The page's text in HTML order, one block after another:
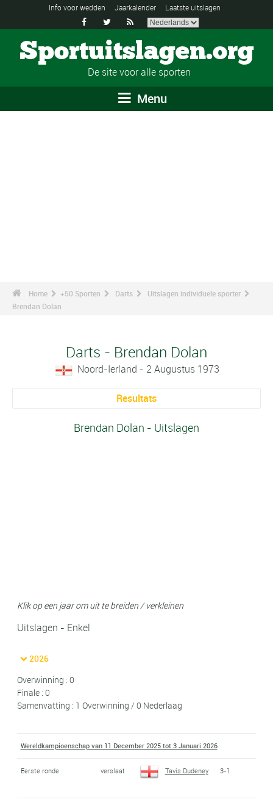
Info voor wedden Jaarkalender Laatste uitslagen
  
Sportuitslagen.org
De site voor alle sporten
Menu
Home +50 Sporten Darts
Uitslagen individuele sporter
Brendan Dolan
Darts - Brendan Dolan
Noord-Ierland - 2 Augustus 1973
Resultats
Brendan Dolan - Uitslagen
Klik op een jaar om uit te breiden / verkleinen
Uitslagen - Enkel
2026
Overwinning : 0
Finale : 0
Samenvatting : 1 Overwinning / 0 Nederlaag
Wereldkampioenschap van 11 December 2025 tot 3 Januari 2026
Eerste ronde verslaat Tavis Dudeney 3-1